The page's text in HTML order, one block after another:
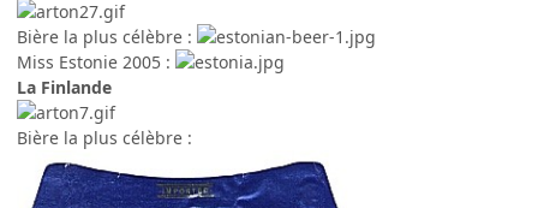
Bière la plus célèbre :
Miss Estonie 2005 :
La Finlande
Bière la plus célèbre :